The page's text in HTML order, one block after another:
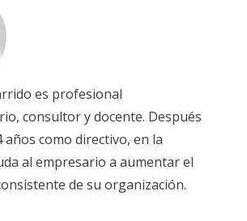
es profesional
consultor y docente. Después
como directivo, en la
al empresario a aumentar el
de su organización.